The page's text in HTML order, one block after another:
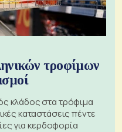
τροφίμων
κλάδος στα τρόφιμα
καταστάσεις πέντε
για κερδοφορία